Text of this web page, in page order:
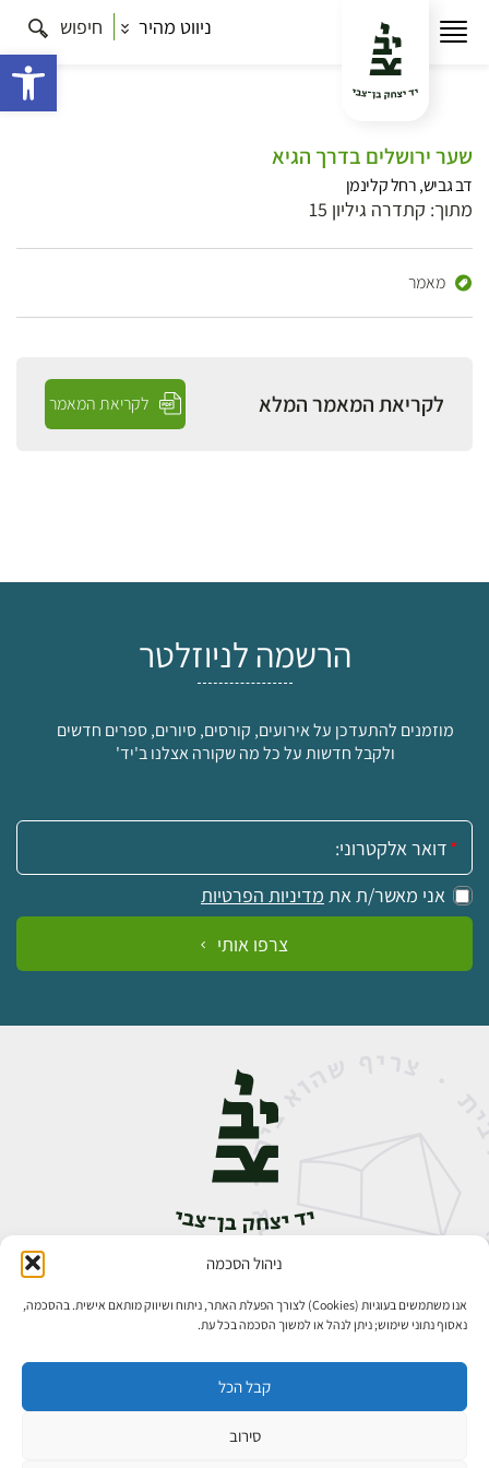
ניהול הסכמה
אנו משתמשים בעוגיות (Cookies) לצורך הפעלת האתר, ניתוח ושיווק מותאם אישית. בהסכמה,
נאסוף נתוני שימוש; ניתן לנהל או למשוך הסכמה בכל עת.
קבל הכל
סירוב
ניווט מהיר חיפוש
שער ירושלים בדרך הגיא
דב גביש, רחל קלינמן
מתוך: קתדרה גיליון 15
מאמר
לקריאת המאמר המלא לקריאת המאמר
הרשמה לניוזלטר
מוזמנים להתעדכן על אירועים, קורסים, סיורים, ספרים חדשים
ולקבל חדשות על כל מה שקורה אצלנו ב'יד'
אימייל:
אני מאשר/ת את מדיניות הפרטיות
צרפו אותי
אבן גבירול 14, רחביה, ירושלים